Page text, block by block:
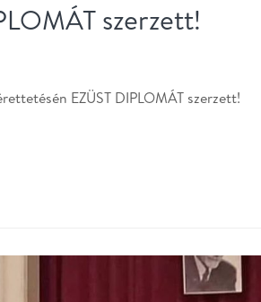
szerzett!
EZÜST DIPLOMÁT szerzett!